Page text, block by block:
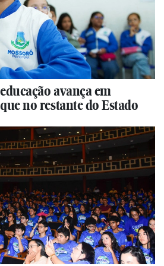
avança em
no restante do Estado